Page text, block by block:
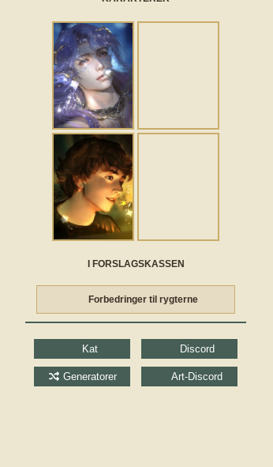
I FORSLAGSKASSEN
Forbedringer til rygterne
Kat Discord
Generatorer Art-Discord